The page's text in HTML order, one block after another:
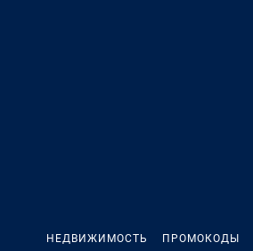
НЕДВИЖИМОСТЬ ПРОМОКОДЫ